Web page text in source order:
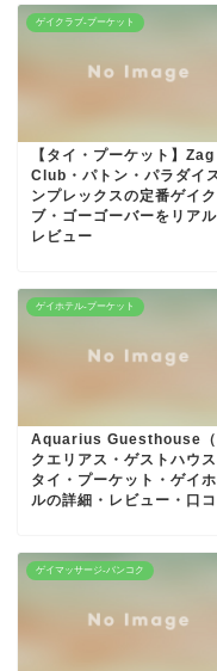
ゲイクラブ-プーケット
【タイ・プーケット】Zag
Club・パトン・パラダイ
ンプレックスの定番ゲイ
ブ・ゴーゴーバーをリア
レビュー
ゲイホテル-プーケット
Aquarius Guesthouse（
クエリアス・ゲストハウス
タイ・プーケット・ゲイ
ルの詳細・レビュー・口コ
ゲイマッサージ-バンコク